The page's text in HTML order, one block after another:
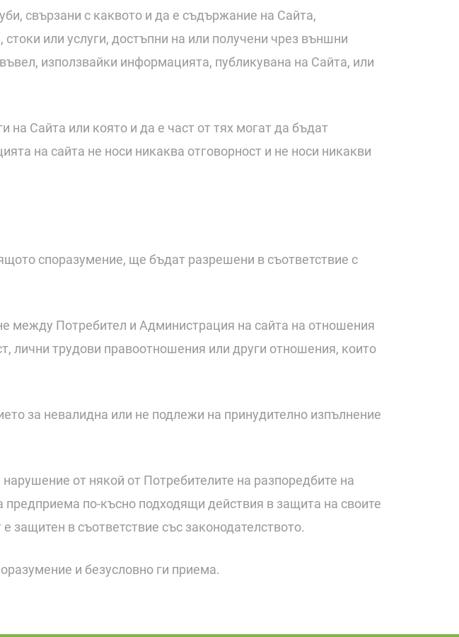
свързани с каквото и да е съдържание на Сайта,
или услуги, достъпни на или получени чрез външни
използвайки информацията, публикувана на Сайта, или
на Сайта или която и да е част от тях могат да бъдат
на сайта не носи никаква отговорност и не носи никакви
споразумение, ще бъдат разрешени в съответствие с
между Потребител и Администрация на сайта на отношения
лични трудови правоотношения или други отношения, които
за невалидна или не подлежи на принудително изпълнение
от някой от Потребителите на разпоредбите на
по-късно подходящи действия в защита на своите
защитен в съответствие със законодателството.
и безусловно ги приема.